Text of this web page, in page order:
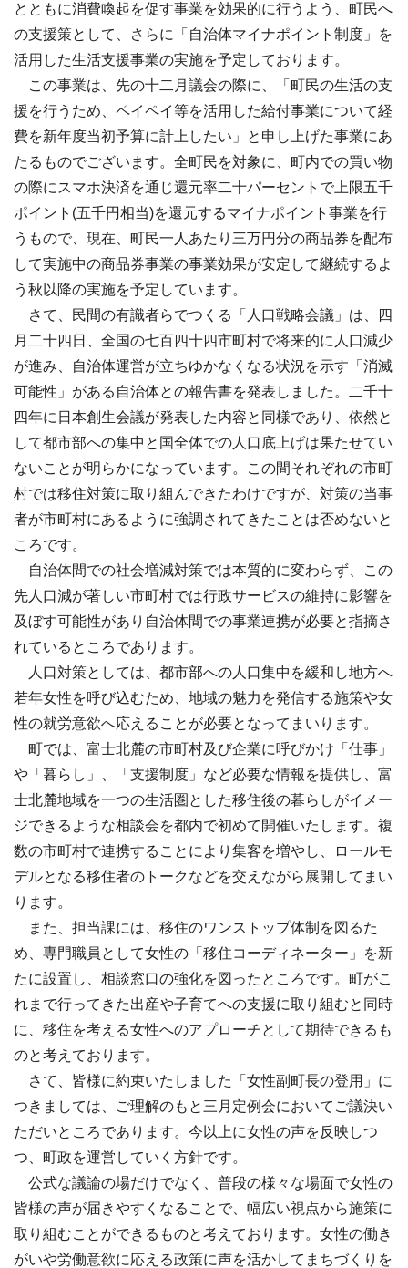
とともに消費喚起を促す事業を効果的に行うよう、町民へ
の支援策として、さらに「自治体マイナポイント制度」を
活用した生活支援事業の実施を予定しております。
この事業は、先の十二月議会の際に、「町民の生活の支
援を行うため、ペイペイ等を活用した給付事業について経
費を新年度当初予算に計上したい」と申し上げた事業にあ
たるものでございます。全町民を対象に、町内での買い物
の際にスマホ決済を通じ還元率二十パーセントで上限五千
ポイント(五千円相当)を還元するマイナポイント事業を行
うもので、現在、町民一人あたり三万円分の商品券を配布
して実施中の商品券事業の事業効果が安定して継続するよ
う秋以降の実施を予定しています。
さて、民間の有識者らでつくる「人口戦略会議」は、四
月二十四日、全国の七百四十四市町村で将来的に人口減少
が進み、自治体運営が立ちゆかなくなる状況を示す「消滅
可能性」がある自治体との報告書を発表しました。二千十
四年に日本創生会議が発表した内容と同様であり、依然と
して都市部への集中と国全体での人口底上げは果たせてい
ないことが明らかになっています。この間それぞれの市町
村では移住対策に取り組んできたわけですが、対策の当事
者が市町村にあるように強調されてきたことは否めないと
ころです。
自治体間での社会増減対策では本質的に変わらず、この
先人口減が著しい市町村では行政サービスの維持に影響を
及ぼす可能性があり自治体間での事業連携が必要と指摘さ
れているところであります。
人口対策としては、都市部への人口集中を緩和し地方へ
若年女性を呼び込むため、地域の魅力を発信する施策や女
性の就労意欲へ応えることが必要となってまいります。
町では、富士北麓の市町村及び企業に呼びかけ「仕事」
や「暮らし」、「支援制度」など必要な情報を提供し、富
士北麓地域を一つの生活圏とした移住後の暮らしがイメー
ジできるような相談会を都内で初めて開催いたします。複
数の市町村で連携することにより集客を増やし、ロールモ
デルとなる移住者のトークなどを交えながら展開してまい
ります。
また、担当課には、移住のワンストップ体制を図るた
め、専門職員として女性の「移住コーディネーター」を新
たに設置し、相談窓口の強化を図ったところです。町がこ
れまで行ってきた出産や子育てへの支援に取り組むと同時
に、移住を考える女性へのアプローチとして期待できるも
のと考えております。
さて、皆様に約束いたしました「女性副町長の登用」に
つきましては、ご理解のもと三月定例会においてご議決い
ただいところであります。今以上に女性の声を反映しつ
つ、町政を運営していく方針です。
公式な議論の場だけでなく、普段の様々な場面で女性の
皆様の声が届きやすくなることで、幅広い視点から施策に
取り組むことができるものと考えております。女性の働き
がいや労働意欲に応える政策に声を活かしてまちづくりを